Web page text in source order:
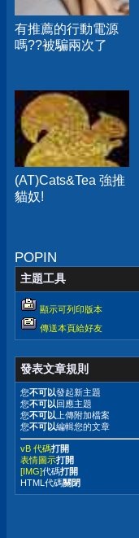
有推薦的行動電源
嗎??被騙兩次了
(AT)Cats&Tea 強推
貓奴!
POPIN
主題工具
顯示可列印版本
傳送本頁給好友
發表文章規則
您不可以發起新主題
您不可以 回應主題
您不可以 上傳附加檔案
您不可以編輯您的文章
vB 代碼打開
表情圖示打開
[IMG]代碼打開
HTML代碼關閉